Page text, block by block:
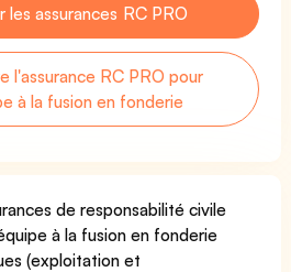
les assurances RC PRO
l'assurance RC PRO pour
à la fusion en fonderie
de responsabilité civile
à la fusion en fonderie
(exploitation et